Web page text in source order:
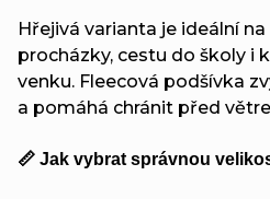
Hřejivá varianta je ideální
procházky, cestu do školy i
venku. Fleecová podšívka
a pomáhá chránit před
📏 Jak vybrat správnou